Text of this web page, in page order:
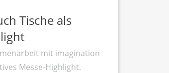
Tische als
mit imagination
Messe-Highlight.